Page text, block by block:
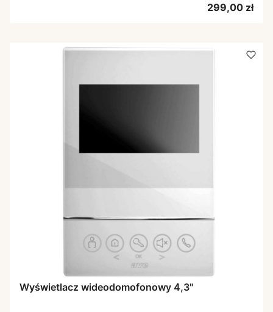
Cena
299,00 zł
Wyświetlacz wideodomofonowy 4,3"